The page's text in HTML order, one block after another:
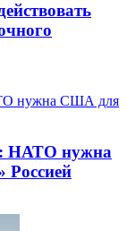
НАТО нужна
Россией